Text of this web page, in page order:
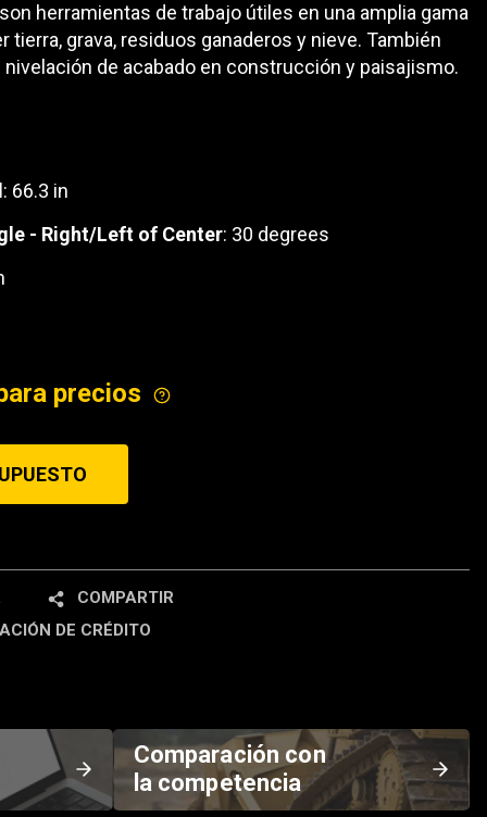
autobuses escolares
herramientas de trabajo útiles en una amplia gama
tierra, grava, residuos ganaderos y nieve. También
de acabado en construcción y paisajismo.
: 66.3 in
- Right/Left of Center: 30 degrees
precios
COMPARTIR
DE CRÉDITO
Comparación con
la competencia